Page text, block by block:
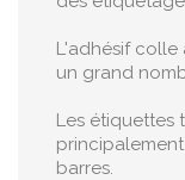
L'adhésif colle
un grand
Les étiquettes
barres.